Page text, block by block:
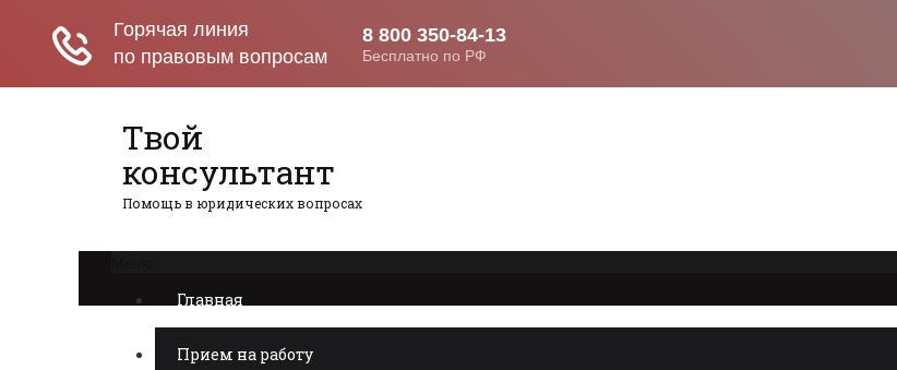
Твой
консультант
Помощь в юридических вопросах
Главная
Прием на работу